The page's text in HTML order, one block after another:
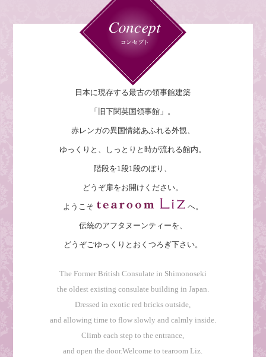
日本に現存する最古の領事館建築
「旧下関英国領事館」。
赤レンガの異国情緒あふれる外観、
ゆっくりと、しっとりと時が流れる館内。
階段を1段1段のぼり、
どうぞ扉をお開けください。
ようこそ へ。
伝統のアフタヌーンティーを、
どうぞごゆっくりとおくつろぎ下さい。
The Former British Consulate in Shimonoseki
the oldest existing consulate building in Japan.
Dressed in exotic red bricks outside,
and allowing time to flow slowly and calmly inside.
Climb each step to the entrance,
and open the door.Welcome to tearoom Liz.